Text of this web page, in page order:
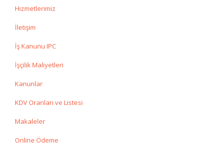
Hizmetlerimiz
İletişim
İş Kanunu IPC
İşçilik Maliyetleri
Kanunlar
KDV Oranları ve Listesi
Makaleler
Online Ödeme